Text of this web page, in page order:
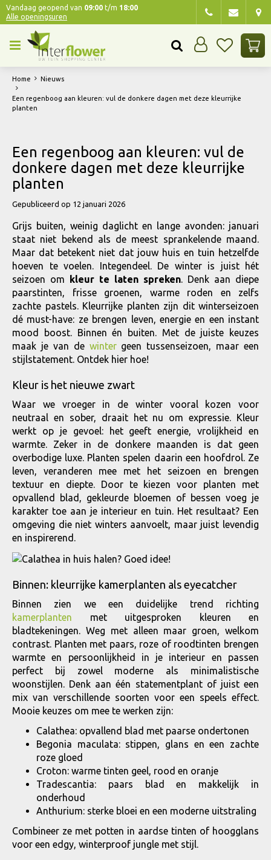
Home Nieuws
Een regenboog aan kleuren: vul de donkere dagen met deze kleurrijke
planten
Vandaag geopend van 09:00 t/m 18:00
Alle openingsuren
Een regenboog aan kleuren: vul de
donkere dagen met deze kleurrijke
planten
Gepubliceerd op 12 januari 2026
Grijs buiten, weinig daglicht en lange avonden: januari
staat niet bekend als de meest sprankelende maand.
Maar dat betekent niet dat jouw huis en tuin hetzelfde
hoeven te voelen. Integendeel. De winter is juist hét
seizoen om kleur te laten spreken. Denk aan diepe
paarstinten, frisse groenen, warme roden en zelfs
zachte pastels. Kleurrijke planten zijn dit winterseizoen
dé must-have: ze brengen leven, energie en een instant
mood boost. Binnen én buiten. Met de juiste keuzes
maak je van de wintergeen tussenseizoen, maar een
stijlstatement. Ontdek hier hoe!
Kleur is het nieuwe zwart
Waar we vroeger in de winter vooral kozen voor
neutraal en sober, draait het nu om expressie. Kleur
werkt op je gevoel: het geeft energie, vrolijkheid en
warmte. Zeker in de donkere maanden is dat geen
overbodige luxe. Planten spelen daarin een hoofdrol. Ze
leven, veranderen mee met het seizoen en brengen
textuur en diepte. Door te kiezen voor planten met
opvallend blad, gekleurde bloemen of bessen voeg je
karakter toe aan je interieur en tuin. Het resultaat? Een
omgeving die niet winters aanvoelt, maar juist levendig
en inspirerend.
Binnen: kleurrijke kamerplanten als eyecatcher
Binnen zien we een duidelijke trend richting
kamerplanten met uitgesproken kleuren en
bladtekeningen. Weg met alleen maar groen, welkom
contrast. Planten met paars, roze of roodtinten brengen
warmte en persoonlijkheid in je interieur en passen
perfect bij zowel moderne als minimalistische
woonstijlen. Denk aan één statementplant of juist een
mix van verschillende soorten voor een speels effect.
Mooie keuzes om mee te werken zijn:
Calathea: opvallend blad met paarse ondertonen
Begonia maculata: stippen, glans en een zachte
roze gloed
Croton: warme tinten geel, rood en oranje
Tradescantia: paars blad en makkelijk in
onderhoud
Anthurium: sterke bloei en een moderne uitstraling
Combineer ze met potten in aardse tinten of hoogglans
voor een edgy, winterproof jungle met stijl.